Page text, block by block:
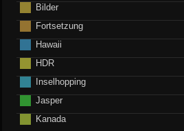
Bilder
Fortsetzung
Hawaii
HDR
Inselhopping
Jasper
Kanada